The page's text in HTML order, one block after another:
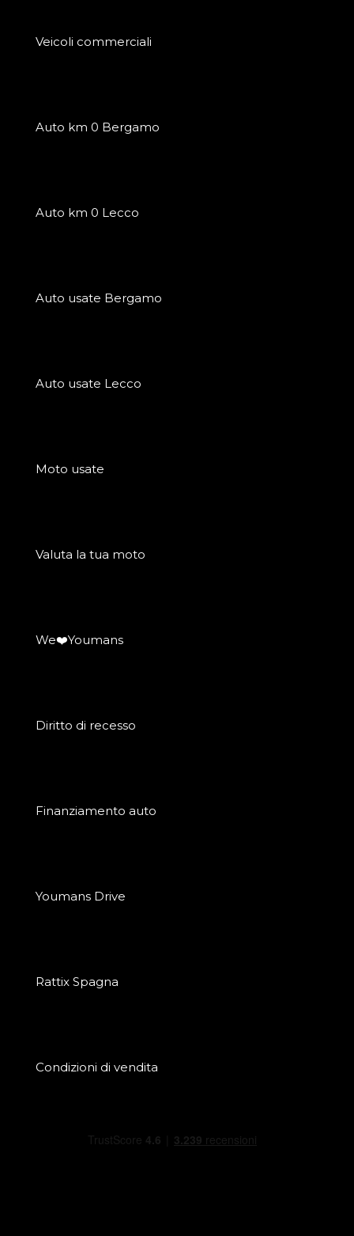
Veicoli commerciali
Auto km 0 Bergamo
Auto km 0 Lecco
Auto usate Bergamo
Auto usate Lecco
Moto usate
Valuta la tua moto
We❤️Youmans
Diritto di recesso
Finanziamento auto
Youmans Drive
Rattix Spagna
Condizioni di vendita